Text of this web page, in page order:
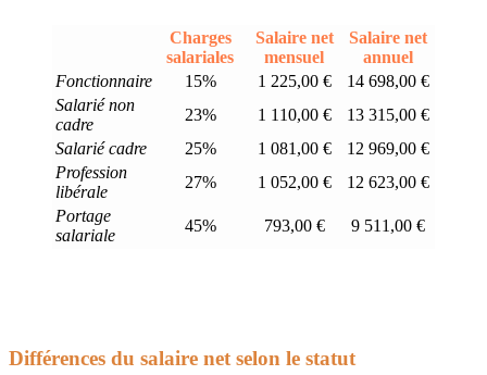
Charges
salariales
Salaire net
mensuel
Salaire net
annuel
Fonctionnaire
15% 1 225,00 €
14 698,00 €
Salarié non
cadre
23% 1 110,00 €
13 315,00 €
Salarié cadre
25% 1 081,00 €
12 969,00 €
Profession
libérale
27% 1 052,00 €
12 623,00 €
Portage
salariale
45% 793,00 € 9 511,00 €
Différences du salaire net selon le statut